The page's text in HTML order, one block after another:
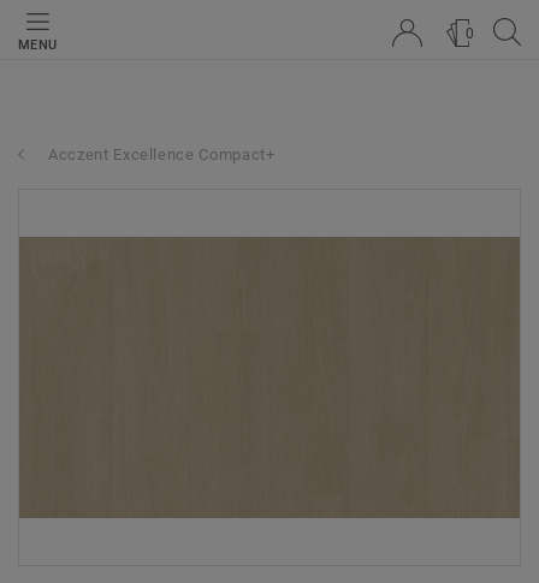
MENU
0
Acczent Excellence Compact+